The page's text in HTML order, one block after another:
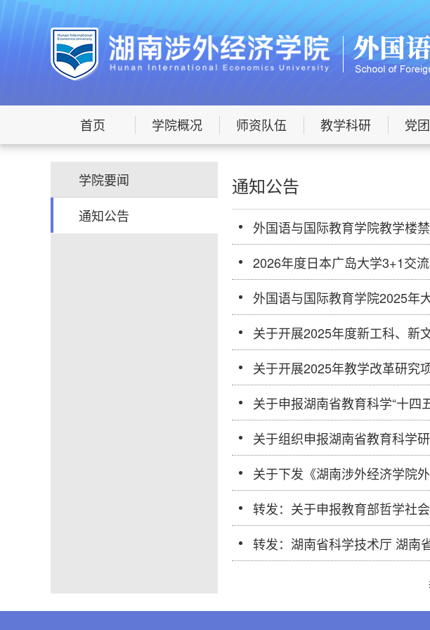
首页 学院概况 师资队伍 教学科研 党
学院要闻
通知公告
通知公告
外国语与国际教育学院教学楼
2026年度日本广岛大学3+1交
外国语与国际教育学院2025年
关于开展2025年度新工科、新
关于开展2025年教学改革研究
关于申报湖南省教育科学“十四
关于组织申报湖南省教育科学
关于下发《湖南涉外经济学院
转发：关于申报教育部哲学社
转发：湖南省科学技术厅 湖南